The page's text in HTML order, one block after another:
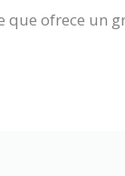
ofrece un